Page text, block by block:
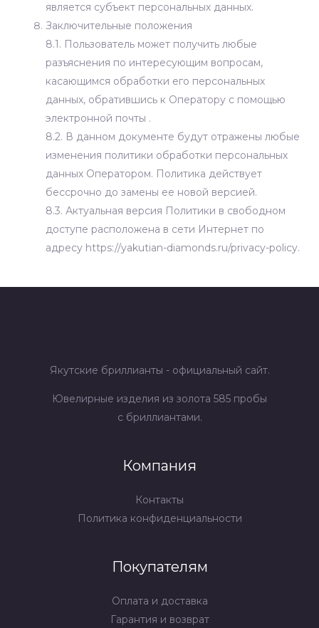
является субъект персональных данных.
Заключительные положения
8.1. Пользователь может получить любые
разъяснения по интересующим вопросам,
касающимся обработки его персональных
данных, обратившись к Оператору с помощью
электронной почты .
8.2. В данном документе будут отражены любые
изменения политики обработки персональных
данных Оператором. Политика действует
бессрочно до замены ее новой версией.
8.3. Актуальная версия Политики в свободном
доступе расположена в сети Интернет по
адресу https://yakutian-diamonds.ru/privacy-policy.
Якутские бриллианты - официальный сайт.
Ювелирные изделия из золота 585 пробы
с бриллиантами.
Компания
Контакты
Политика конфиденциальности
Покупателям
Оплата и доставка
Гарантия и возврат